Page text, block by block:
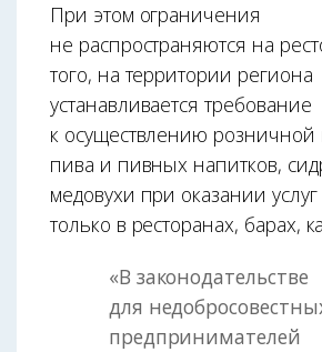
При этом ограничения
не распространяются на
того, на территории региона
устанавливается требование
к осуществлению розничной
пива и пивных напитков,
медовухи при оказании
только в ресторанах, барах,
«В законодательстве
для
предпринимателей